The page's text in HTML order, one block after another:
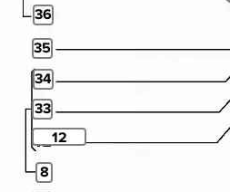
8
33
34
35
36
12